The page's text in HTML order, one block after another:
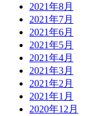
2021年8月
2021年7月
2021年6月
2021年5月
2021年4月
2021年3月
2021年2月
2021年1月
2020年12月